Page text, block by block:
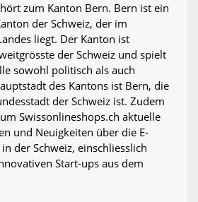
zum Kanton Bern. Bern ist ein
der Schweiz, der im
liegt. Der Kanton ist
der Schweiz und spielt
sowohl politisch als auch
des Kantons ist Bern, die
der Schweiz ist. Zudem
Swissonlineshops.ch aktuelle
und Neuigkeiten über die E-
der Schweiz, einschliesslich
Start-ups aus dem